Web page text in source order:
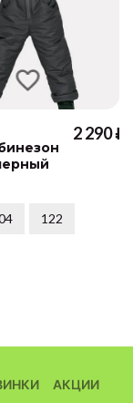
2 290 ₽
122
АКЦИИ